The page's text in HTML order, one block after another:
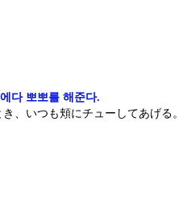
다 뽀뽀를 해준다.
、いつも頬にチューしてあげる。